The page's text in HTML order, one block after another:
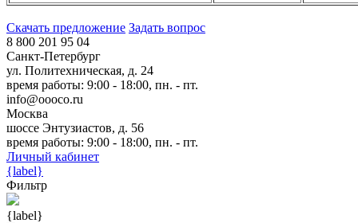
Скачать предложение Задать вопрос
8 800 201 95 04
Санкт-Петербург
ул. Политехническая, д. 24
время работы: 9:00 - 18:00, пн. - пт.
info@oooco.ru
Москва
шоссе Энтузиастов, д. 56
время работы: 9:00 - 18:00, пн. - пт.
Личный кабинет
{label}
Фильтр
{label}